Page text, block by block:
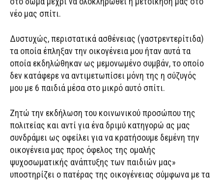
νέο μας σπίτι.
Δυστυχώς, περιστατικά ασθένειας (γαστρεντερίτιδα)
τα οποία έπληξαν την οικογένεια μου ήταν αυτά τα
οποία εκδηλώθηκαν ως μεμονωμένο συμβάν, το οποίο
δεν κατάφερε να αντιμετωπίσει μόνη της η σύζυγός
μου με 6 παιδιά μέσα στο μικρό αυτό σπίτι.
Ζητώ την εκδήλωση του κοινωνικού προσώπου της
πολιτείας και αντί για ένα δριμύ κατηγορώ ας μας
συνδράμει ως οφείλει για να κρατήσουμε δεμένη την
οικογένεια μας προς όφελος της ομαλής
ψυχοσωματικής ανάπτυξης των παιδιών μας»
υποστηρίζει ο πατέρας της οικογένειας σύμφωνα με τα